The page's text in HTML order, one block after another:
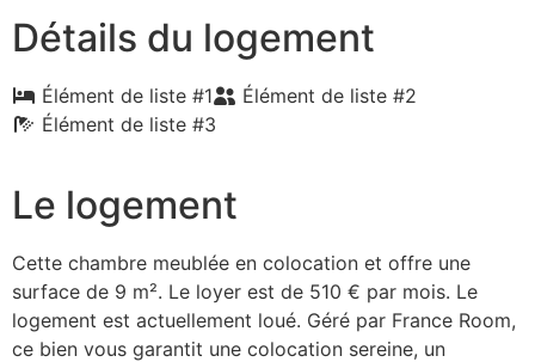
Détails du logement
Élément de liste #1
Élément de liste #2
Élément de liste #3
Le logement
Cette chambre meublée en colocation et offre une
surface de 9 m². Le loyer est de 510 € par mois. Le
logement est actuellement loué. Géré par France Room,
ce bien vous garantit une colocation sereine, un